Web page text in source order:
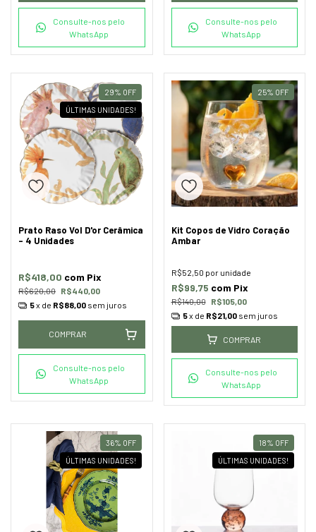
Consulte-nos pelo
WhatsApp
Consulte-nos pelo
WhatsApp
29% OFF
ÚLTIMAS UNIDADES!
Prato Raso Vol D'or Cerâmica
- 4 Unidades
R$620,00 R$440,00
R$418,00 com Pix
5x de R$88,00 sem juros
COMPRAR
Consulte-nos pelo
WhatsApp
25% OFF
Kit Copos de Vidro Coração
Ambar
R$52,50 por unidade
R$140,00 R$105,00
R$99,75 com Pix
5x de R$21,00 sem juros
COMPRAR
Consulte-nos pelo
WhatsApp
36% OFF
ÚLTIMAS UNIDADES!
18% OFF
ÚLTIMAS UNIDADES!